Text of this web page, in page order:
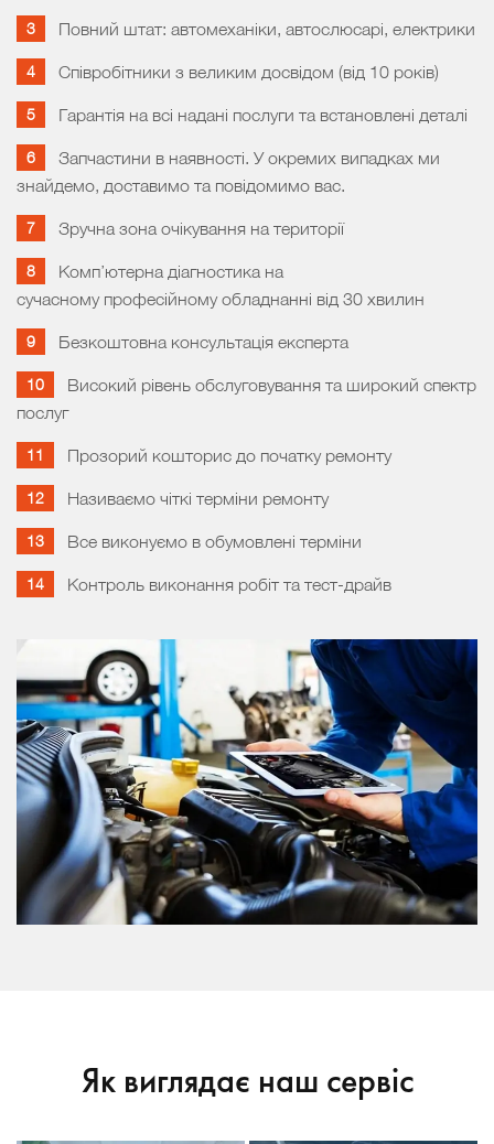
Повний штат: автомеханіки, автослюсарі, електрики
Співробітники з великим досвідом (від 10 років)
Гарантія на всі надані послуги та встановлені деталі
Запчастини в наявності. У окремих випадках ми
знайдемо, доставимо та повідомимо вас.
Зручна зона очікування на території
Комп’ютерна діагностика на
сучасному професійному обладнанні від 30 хвилин
Безкоштовна консультація експерта
Високий рівень обслуговування та широкий спектр
послуг
Прозорий кошторис до початку ремонту
Називаємо чіткі терміни ремонту
Все виконуємо в обумовлені терміни
Контроль виконання робіт та тест-драйв
Як виглядає наш сервіс